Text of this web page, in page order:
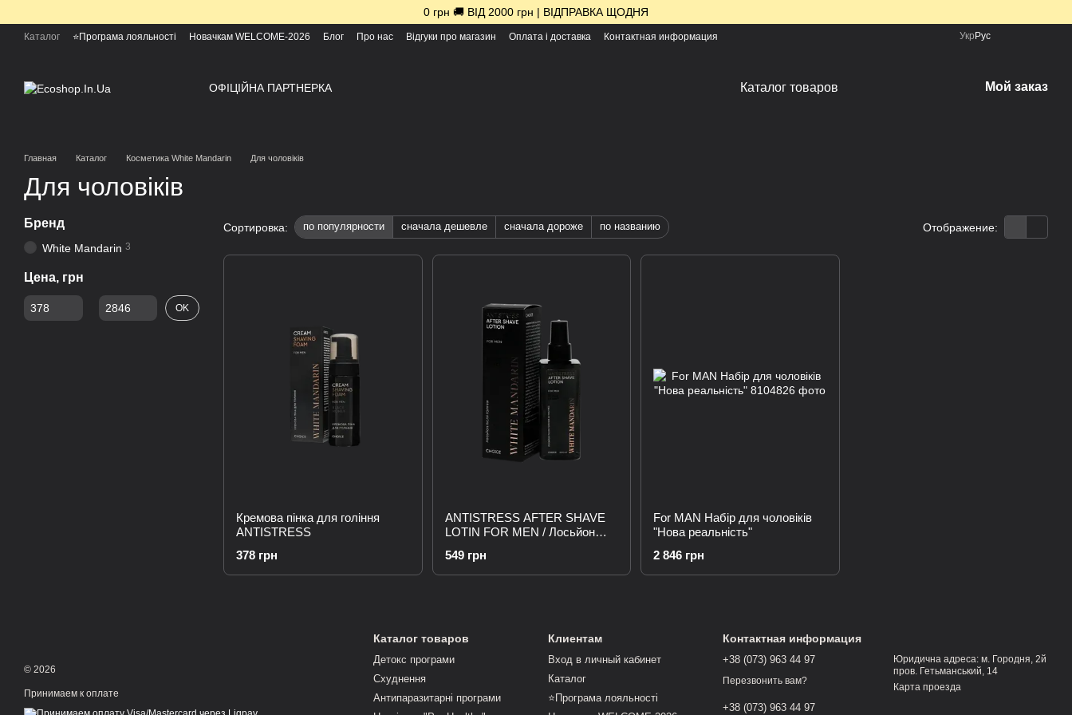
0 грн 🚚 ВІД 2000 грн | ВІДПРАВКА ЩОДНЯ
Каталог ⭐Програма лояльності Новачкам WELCOME-2026 Блог Про нас Відгуки про магазин Оплата і доставка Контактная информация Укр Рус
ОФІЦІЙНА ПАРТНЕРКА Каталог товаров Мой заказ
Главная Каталог Косметика White Mandarin Для чоловіків
Для чоловіків
Сортировка: по популярности сначала дешевле сначала дороже по названию Отображение:
Кремова пінка для гоління
ANTISTRESS
378 грн
ANTISTRESS AFTER SHAVE
LOTIN FOR MEN / Лосьйон
549 грн
For MAN Набір для чоловіків
"Нова реальність"
2 846 грн
Бренд
White Mandarin 3
Цена, грн
От Цена, грн
До Цена, грн OK
© 2026
Принимаем к оплате
Каталог товаров
Детокс програми
Схуднення
Антипаразитарні програми
Клиентам
Вход в личный кабинет
Каталог
⭐Програма лояльності
Контактная информация
+38 (073) 963 44 97
Перезвонить вам?
+38 (073) 963 44 97
Юридична адреса: м. Городня, 2й
пров. Гетьманський, 14
Карта проезда